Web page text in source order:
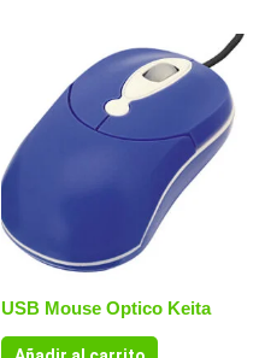
USB Mouse Optico Keita